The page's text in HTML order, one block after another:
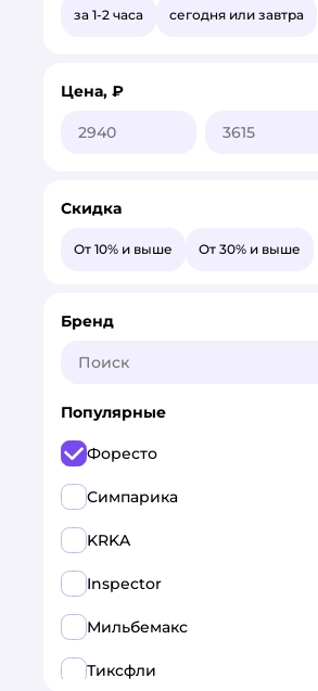
за 1-2 часа сегодня или завтра
Цена, ₽
Скидка
От 10% и выше От 30% и выше
Бренд
Популярные
Форесто
Симпарика
KRKA
Inspector
Мильбемакс
Тиксфли